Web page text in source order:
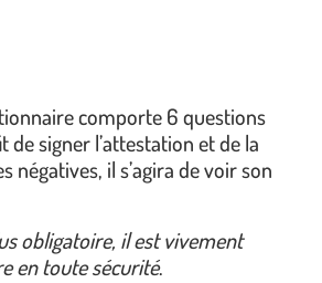
comporte 6 questions
signer l’attestation et de la
il s’agira de voir son
obligatoire, il est vivement
en toute sécurité.